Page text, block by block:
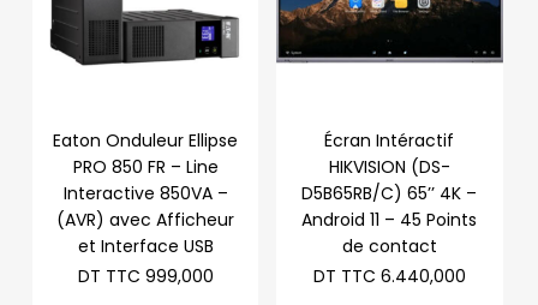
Eaton Onduleur Ellipse
PRO 850 FR – Line
Interactive 850VA –
(AVR) avec Afficheur
et Interface USB
DT TTC 999,000
Écran Intéractif
HIKVISION (DS-
D5B65RB/C) 65’’ 4K –
Android 11 – 45 Points
de contact
DT TTC 6.440,000